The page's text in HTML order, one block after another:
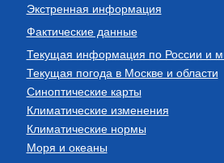
Экстренная информация
Фактические данные
Текущая информация по России и
Текущая погода в Москве и области
Синоптические карты
Климатические изменения
Климатические нормы
Моря и океаны